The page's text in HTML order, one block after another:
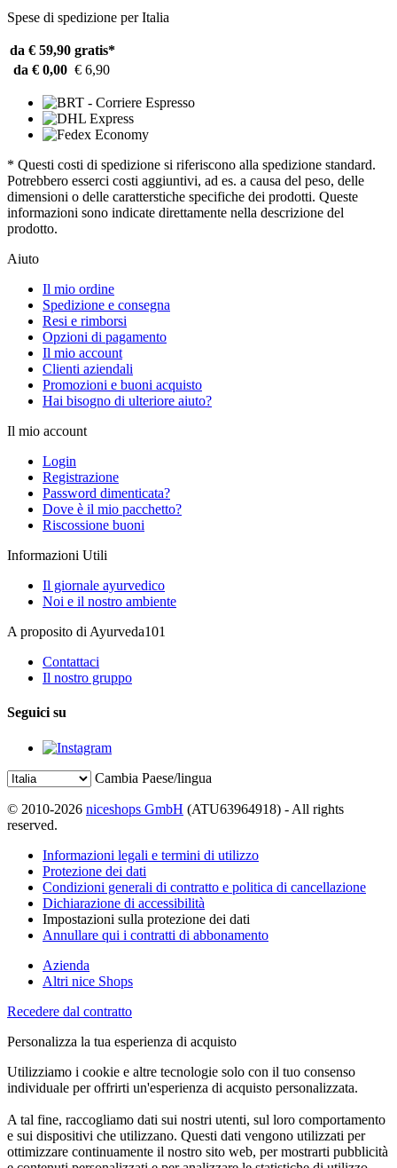
Spese di spedizione per Italia
da € 59,90 gratis*
da € 0,00 € 6,90
* Questi costi di spedizione si riferiscono alla spedizione standard.
Potrebbero esserci costi aggiuntivi, ad es. a causa del peso, delle
dimensioni o delle caratterstiche specifiche dei prodotti. Queste
informazioni sono indicate direttamente nella descrizione del
prodotto.
Aiuto
Il mio ordine
Spedizione e consegna
Resi e rimborsi
Opzioni di pagamento
Il mio account
Clienti aziendali
Promozioni e buoni acquisto
Hai bisogno di ulteriore aiuto?
Il mio account
Login
Registrazione
Password dimenticata?
Dove è il mio pacchetto?
Riscossione buoni
Informazioni Utili
Il giornale ayurvedico
Noi e il nostro ambiente
A proposito di Ayurveda101
Contattaci
Il nostro gruppo
Seguici su
Cambia Paese/lingua
© 2010-2026 niceshops GmbH (ATU63964918) - All rights
reserved.
Informazioni legali e termini di utilizzo
Protezione dei dati
Condizioni generali di contratto e politica di cancellazione
Dichiarazione di accessibilità
Impostazioni sulla protezione dei dati
Annullare qui i contratti di abbonamento
Azienda
Altri nice Shops
Recedere dal contratto
Personalizza la tua esperienza di acquisto
Utilizziamo i cookie e altre tecnologie solo con il tuo consenso
individuale per offrirti un'esperienza di acquisto personalizzata.
A tal fine, raccogliamo dati sui nostri utenti, sul loro comportamento
e sui dispositivi che utilizzano. Questi dati vengono utilizzati per
ottimizzare continuamente il nostro sito web, per mostrarti pubblicità